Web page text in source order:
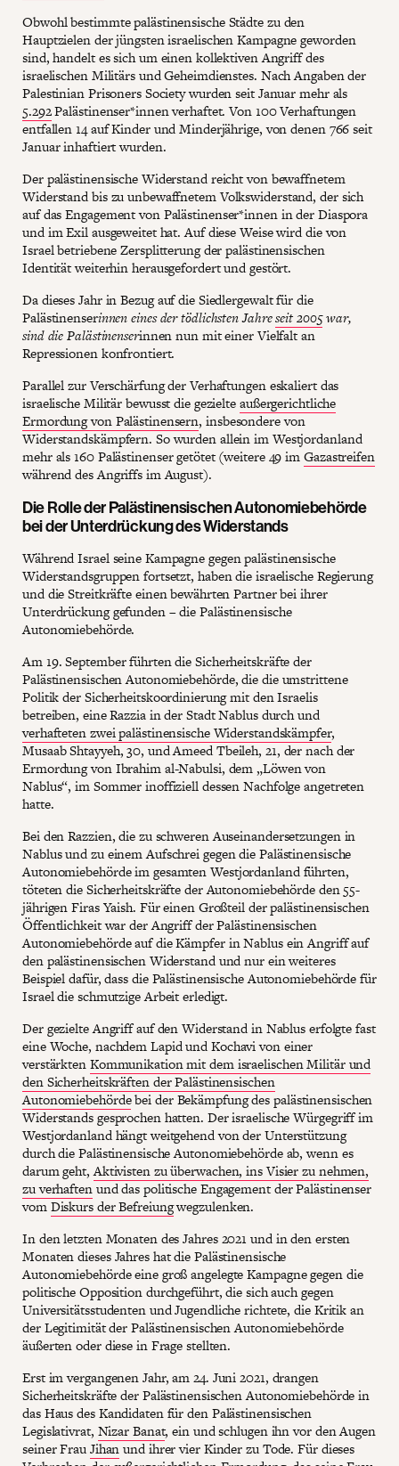
Obwohl bestimmte palästinensische Städte zu den
Hauptzielen der jüngsten israelischen Kampagne geworden
sind, handelt es sich um einen kollektiven Angriff des
israelischen Militärs und Geheimdienstes. Nach Angaben der
Palestinian Prisoners Society wurden seit Januar mehr als
5.292Palästinenser*innen verhaftet. Von 100 Verhaftungen
entfallen 14 auf Kinder und Minderjährige, von denen 766 seit
Januar inhaftiert wurden.
Der palästinensische Widerstand reicht von bewaffnetem
Widerstand bis zu unbewaffnetem Volkswiderstand, der sich
auf das Engagement von Palästinenser*innen in der Diaspora
und im Exil ausgeweitet hat. Auf diese Weise wird die von
Israel betriebene Zersplitterung der palästinensischen
Identität weiterhin herausgefordert und gestört.
Da dieses Jahr in Bezug auf die Siedlergewalt für die
Palästinenserinnen eines der tödlichsten Jahreseit 2005war,
sind die Palästinenserinnen nun mit einer Vielfalt an
Repressionen konfrontiert.
Parallel zur Verschärfung der Verhaftungen eskaliert das
israelische Militär bewusst die gezielteaußergerichtliche
Ermordung von Palästinensern, insbesondere von
Widerstandskämpfern. So wurden allein im Westjordanland
mehr als 160 Palästinenser getötet (weitere 49 imGazastreifen
während des Angriffs im August).
Die Rolle der Palästinensischen Autonomiebehörde
bei der Unterdrückung des Widerstands
Während Israel seine Kampagne gegen palästinensische
Widerstandsgruppen fortsetzt, haben die israelische Regierung
und die Streitkräfte einen bewährten Partner bei ihrer
Unterdrückung gefunden – die Palästinensische
Autonomiebehörde.
Am 19. September führten die Sicherheitskräfte der
Palästinensischen Autonomiebehörde, die die umstrittene
Politik der Sicherheitskoordinierung mit den Israelis
betreiben, eine Razzia in der Stadt Nablus durch und
verhafteten zwei palästinensische Widerstandskämpfer,
Musaab Shtayyeh, 30, und Ameed Tbeileh, 21, der nach der
Ermordung von Ibrahim al-Nabulsi, dem „Löwen von
Nablus“, im Sommer inoffiziell dessen Nachfolge angetreten
hatte.
Bei den Razzien, die zu schweren Auseinandersetzungen in
Nablus und zu einem Aufschrei gegen die Palästinensische
Autonomiebehörde im gesamten Westjordanland führten,
töteten die Sicherheitskräfte der Autonomiebehörde den 55-
jährigen Firas Yaish. Für einen Großteil der palästinensischen
Öffentlichkeit war der Angriff der Palästinensischen
Autonomiebehörde auf die Kämpfer in Nablus ein Angriff auf
den palästinensischen Widerstand und nur ein weiteres
Beispiel dafür, dass die Palästinensische Autonomiebehörde für
Israel die schmutzige Arbeit erledigt.
Der gezielte Angriff auf den Widerstand in Nablus erfolgte fast
eine Woche, nachdem Lapid und Kochavi von einer
verstärktenKommunikation mit dem israelischen Militär und
den Sicherheitskräften der Palästinensischen
Autonomiebehördebei der Bekämpfung des palästinensischen
Widerstands gesprochen hatten. Der israelische Würgegriff im
Westjordanland hängt weitgehend von der Unterstützung
durch die Palästinensische Autonomiebehörde ab, wenn es
darum geht,Aktivisten zu überwachen, ins Visier zu nehmen,
zu verhaftenund das politische Engagement der Palästinenser
vomDiskurs der Befreiungwegzulenken.
In den letzten Monaten des Jahres 2021 und in den ersten
Monaten dieses Jahres hat die Palästinensische
Autonomiebehörde eine groß angelegte Kampagne gegen die
politische Opposition durchgeführt, die sich auch gegen
Universitätsstudenten und Jugendliche richtete, die Kritik an
der Legitimität der Palästinensischen Autonomiebehörde
äußerten oder diese in Frage stellten.
Erst im vergangenen Jahr, am 24. Juni 2021, drangen
Sicherheitskräfte der Palästinensischen Autonomiebehörde in
das Haus des Kandidaten für den Palästinensischen
Legislativrat, Nizar Banat, ein und schlugen ihn vor den Augen
seiner FrauJihanund ihrer vier Kinder zu Tode. Für dieses